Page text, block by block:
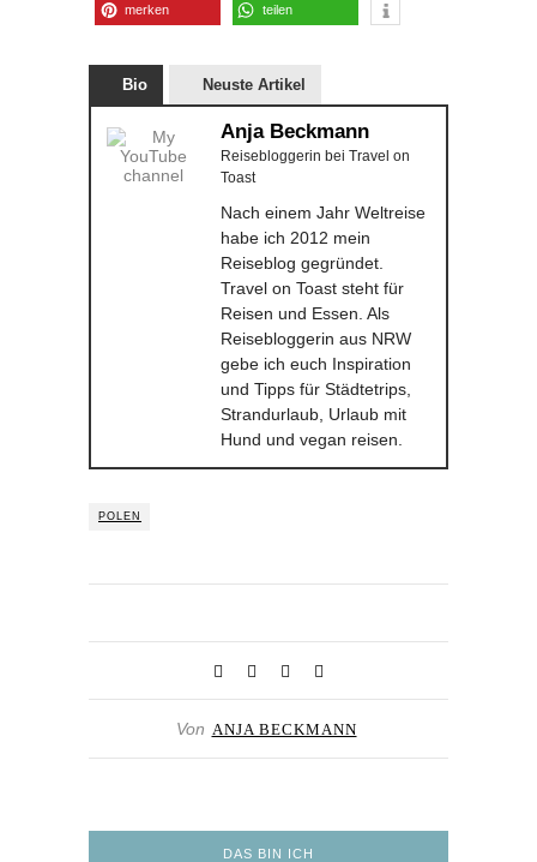
merken teilen
Bio Neuste Artikel
Anja Beckmann
Reisebloggerin bei Travel on
Toast
Nach einem Jahr Weltreise
habe ich 2012 mein
Reiseblog gegründet.
Travel on Toast steht für
Reisen und Essen. Als
Reisebloggerin aus NRW
gebe ich euch Inspiration
und Tipps für Städtetrips,
Strandurlaub, Urlaub mit
Hund und vegan reisen.
POLEN
Von ANJA BECKMANN
DAS BIN ICH